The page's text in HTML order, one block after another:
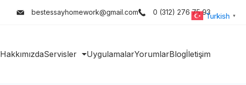
bestessayhomework@gmail.com 0 (312) 276 75 93
HakkımızdaServisler UygulamalarYorumlarBlogİletişim
Turkish ▼